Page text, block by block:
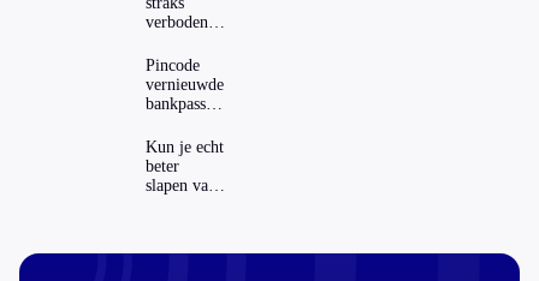
verboden?
regels in
Nederland
en het
buitenland
Pincode
vernieuwde
bankpassen
ING-app:
is dat wel
veilig?
Kun je echt
beter
slapen van